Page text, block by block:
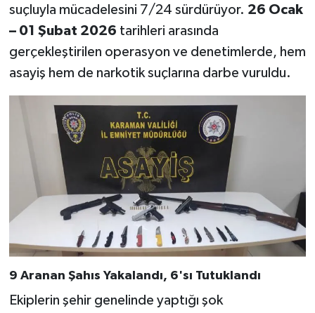
suçluyla mücadelesini 7/24 sürdürüyor. 26 Ocak
– 01 Şubat 2026 tarihleri arasında
gerçekleştirilen operasyon ve denetimlerde, hem
asayiş hem de narkotik suçlarına darbe vuruldu.
9 Aranan Şahıs Yakalandı, 6'sı Tutuklandı
Ekiplerin şehir genelinde yaptığı şok